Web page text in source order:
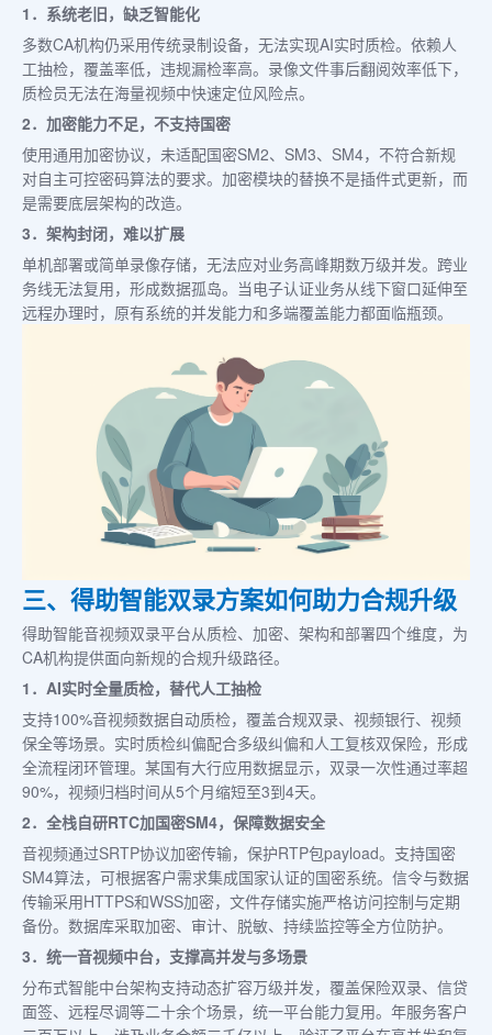
1．系统老旧，缺乏智能化
多数CA机构仍采用传统录制设备，无法实现AI实时质检。依赖人
工抽检，覆盖率低，违规漏检率高。录像文件事后翻阅效率低下，
质检员无法在海量视频中快速定位风险点。
2．加密能力不足，不支持国密
使用通用加密协议，未适配国密SM2、SM3、SM4，不符合新规
对自主可控密码算法的要求。加密模块的替换不是插件式更新，而
是需要底层架构的改造。
3．架构封闭，难以扩展
单机部署或简单录像存储，无法应对业务高峰期数万级并发。跨业
务线无法复用，形成数据孤岛。当电子认证业务从线下窗口延伸至
远程办理时，原有系统的并发能力和多端覆盖能力都面临瓶颈。
三、得助智能双录方案如何助力合规升级
得助智能音视频双录平台从质检、加密、架构和部署四个维度，为
CA机构提供面向新规的合规升级路径。
1．AI实时全量质检，替代人工抽检
支持100%音视频数据自动质检，覆盖合规双录、视频银行、视频
保全等场景。实时质检纠偏配合多级纠偏和人工复核双保险，形成
全流程闭环管理。某国有大行应用数据显示，双录一次性通过率超
90%，视频归档时间从5个月缩短至3到4天。
2．全栈自研RTC加国密SM4，保障数据安全
音视频通过SRTP协议加密传输，保护RTP包payload。支持国密
SM4算法，可根据客户需求集成国家认证的国密系统。信令与数据
传输采用HTTPS和WSS加密，文件存储实施严格访问控制与定期
备份。数据库采取加密、审计、脱敏、持续监控等全方位防护。
3．统一音视频中台，支撑高并发与多场景
分布式智能中台架构支持动态扩容万级并发，覆盖保险双录、信贷
面签、远程尽调等二十余个场景，统一平台能力复用。年服务客户